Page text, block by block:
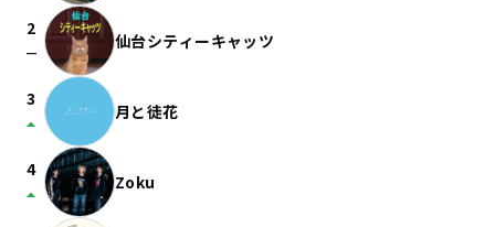
2
check_indeterminate_small 仙台シティーキャッツ
3
arrow_drop_up 月と徒花
4
arrow_drop_up Zoku